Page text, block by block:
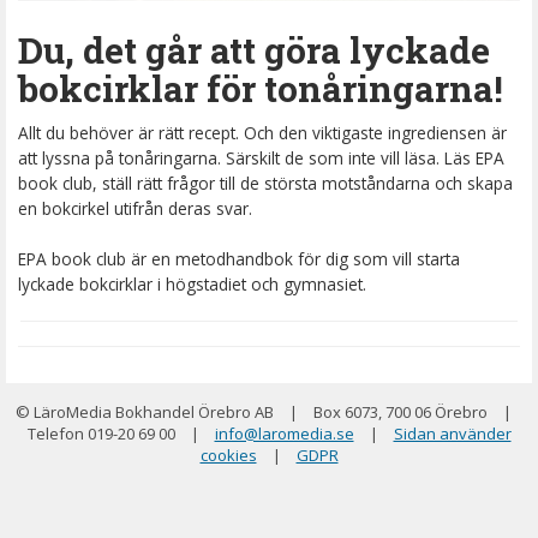
Du, det går att göra lyckade
bokcirklar för tonåringarna!
Allt du behöver är rätt recept. Och den viktigaste ingrediensen är
att lyssna på tonåringarna. Särskilt de som inte vill läsa. Läs EPA
book club, ställ rätt frågor till de största motståndarna och skapa
en bokcirkel utifrån deras svar.
EPA book club är en metodhandbok för dig som vill starta
lyckade bokcirklar i högstadiet och gymnasiet.
© LäroMedia Bokhandel Örebro AB | Box 6073, 700 06 Örebro
|
Telefon 019-20 69 00
| info@laromedia.se |
Sidan använder
cookies
| GDPR